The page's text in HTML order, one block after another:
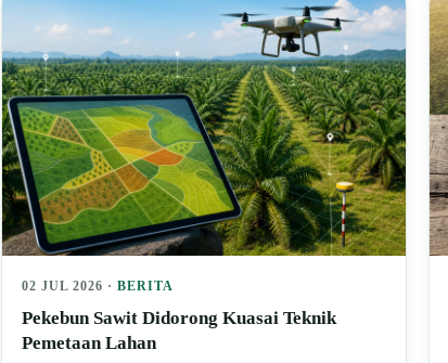
02 JUL 2026 ·BERITA
Pekebun Sawit Didorong Kuasai Teknik
Pemetaan Lahan